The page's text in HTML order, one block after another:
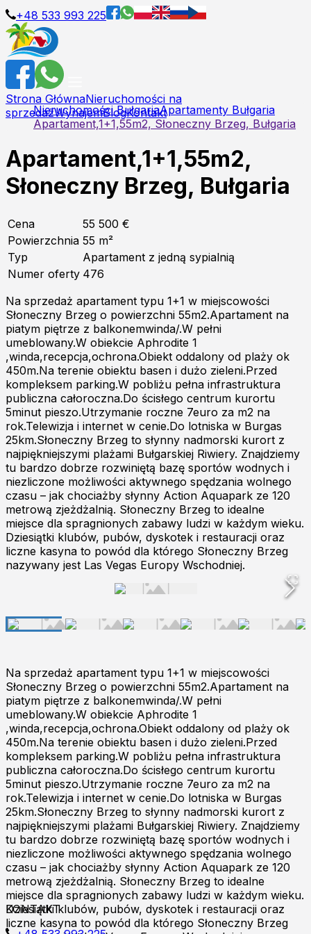
+48 533 993 225
Strona GłównaNieruchomości na
sprzedażWynajemBlogKontakt
Nieruchomości BułgariaApartamenty Bułgaria
Apartament,1+1,55m2, Słoneczny Brzeg, Bułgaria
Apartament,1+1,55m2,
Słoneczny Brzeg, Bułgaria
Cena
55 500 €
Powierzchnia 55 m²
Typ
Apartament z jedną sypialnią
Numer oferty 476
Na sprzedaż apartament typu 1+1 w miejscowości
Słoneczny Brzeg o powierzchni 55m2.Apartament na
piatym piętrze z balkonemwinda/.W pełni
umeblowany.W obiekcie Aphrodite 1
,winda,recepcja,ochrona.Obiekt oddalony od plaży ok
450m.Na terenie obiektu basen i dużo zieleni.Przed
kompleksem parking.W pobliżu pełna infrastruktura
publiczna całoroczna.Do ścisłego centrum kurortu
5minut pieszo.Utrzymanie roczne 7euro za m2 na
rok.Telewizja i internet w cenie.Do lotniska w Burgas
25km.Słoneczny Brzeg to słynny nadmorski kurort z
najpiękniejszymi plażami Bułgarskiej Riwiery. Znajdziemy
tu bardzo dobrze rozwiniętą bazę sportów wodnych i
niezliczone możliwości aktywnego spędzania wolnego
czasu – jak chociażby słynny Action Aquapark ze 120
metrową zjeżdżalnią. Słoneczny Brzeg to idealne
miejsce dla spragnionych zabawy ludzi w każdym wieku.
Dziesiątki klubów, pubów, dyskotek i restauracji oraz
liczne kasyna to powód dla którego Słoneczny Brzeg
nazywany jest Las Vegas Europy Wschodniej.
Na sprzedaż apartament typu 1+1 w miejscowości
Słoneczny Brzeg o powierzchni 55m2.Apartament na
piatym piętrze z balkonemwinda/.W pełni
umeblowany.W obiekcie Aphrodite 1
,winda,recepcja,ochrona.Obiekt oddalony od plaży ok
450m.Na terenie obiektu basen i dużo zieleni.Przed
kompleksem parking.W pobliżu pełna infrastruktura
publiczna całoroczna.Do ścisłego centrum kurortu
5minut pieszo.Utrzymanie roczne 7euro za m2 na
rok.Telewizja i internet w cenie.Do lotniska w Burgas
25km.Słoneczny Brzeg to słynny nadmorski kurort z
najpiękniejszymi plażami Bułgarskiej Riwiery. Znajdziemy
tu bardzo dobrze rozwiniętą bazę sportów wodnych i
niezliczone możliwości aktywnego spędzania wolnego
czasu – jak chociażby słynny Action Aquapark ze 120
metrową zjeżdżalnią. Słoneczny Brzeg to idealne
miejsce dla spragnionych zabawy ludzi w każdym wieku.
Dziesiątki klubów, pubów, dyskotek i restauracji oraz
liczne kasyna to powód dla którego Słoneczny Brzeg
KONTAKT